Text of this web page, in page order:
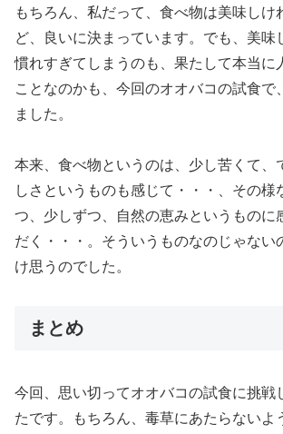
もちろん、私だって、食べ物は美味しけ
ど、良いに決まっています。でも、美味
慣れすぎてしまうのも、果たして本当に
ことなのかも、今回のオオバコの試食で
ました。
本来、食べ物というのは、少し苦くて、
しさというものも感じて・・・、その様
つ、少しずつ、自然の恵みというものに
だく・・・。そういうものなのじゃない
け思うのでした。
まとめ
今回、思い切ってオオバコの試食に挑戦
たです。もちろん、毒草にあたらないよ